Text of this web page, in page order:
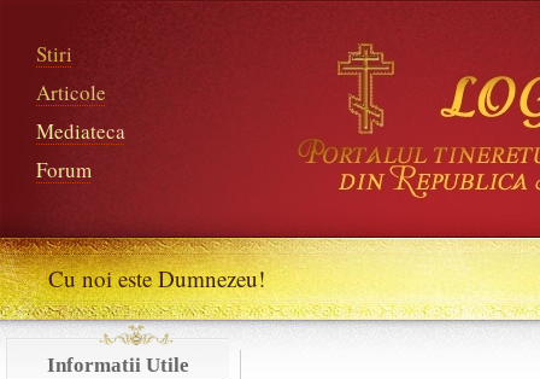
Stiri
Articole
Mediateca
Forum
Cu noi este Dumnezeu!
Informatii Utile